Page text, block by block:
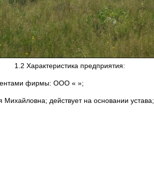
1.2 Характеристика предприятия:
фирмы: ООО « »;
действует на основании устава;